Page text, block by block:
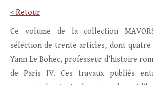
< Retour
Ce volume de la collection
sélection de trente articles, dont
Yann Le Bohec, professeur d’histoire
de Paris IV. Ces travaux publiés